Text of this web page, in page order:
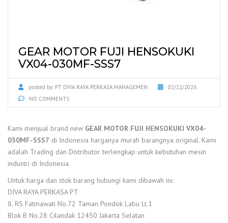
GEAR MOTOR FUJI HENSOKUKI
VX04-030MF-SSS7
posted by: PT DIVA RAYA PERKASA MANAGEMEN
02/22/2026
NO COMMENTS
Kami menjual brand new GEAR MOTOR FUJI HENSOKUKI VX04-
030MF-SSS7 di Indonesia harganya murah barangnya original. Kami
adalah Trading dan Distributor terlengkap untuk kebutuhan mesin
industri di Indonesia.
Untuk harga dan stok barang hubungi kami dibawah ini:
DIVA RAYA PERKASA PT
Jl. RS Fatmawati No.72 Taman Pondok Labu Lt.1
Blok B No.28 Cilandak 12450 Jakarta Selatan